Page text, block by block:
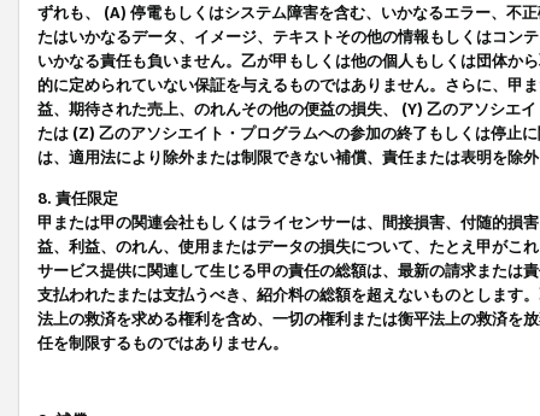
ずれも、 (A) 停電もしくはシステム障害を含む、いかなるエラー、不
たはいかなるデータ、イメージ、テキストその他の情報もしくはコン
いかなる責任も負いません。乙が甲もしくは他の個人もしくは団体か
的に定められていない保証を与えるものではありません。さらに、甲
益、期待された売上、のれんその他の便益の損失、 (Y) 乙のアソシエ
たは (Z) 乙のアソシエイト・プログラムへの参加の終了もしくは停止
は、適用法により除外または制限できない補償、責任または表明を除
8. 責任限定
甲または甲の関連会社もしくはライセンサーは、間接損害、付随的損
益、利益、のれん、使用またはデータの損失について、たとえ甲がこ
サービス提供に関連して生じる甲の責任の総額は、最新の請求または
支払われたまたは支払うべき、紹介料の総額を超えないものとします
法上の救済を求める権利を含め、一切の権利または衡平法上の救済を
任を制限するものではありません。